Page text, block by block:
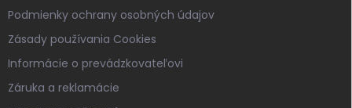
Podmienky ochrany osobných údajov
Zásady používania Cookies
Informácie o prevádzkovateľovi
Záruka a reklamácie